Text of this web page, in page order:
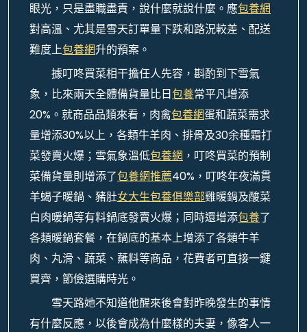
眼光，只是盡職盡責，說什麼就說什麼。應包養網
對高溫、尤其是雪天訂單量下跌和路況較差、配送
難度上包養網升的預案。
據叮咚買菜相干擔任人先容，斟酌到下雪氣
象，比來兩天全體備貨量比日包養常平凡增添
20%。就商品品類來看，肉禽包養網蛋和蔬菜需求
量增添30%以上，各類牛羊肉、排骨及30余種霜打
菜發賣火爆；雪氣象溫低包養網 ，叮咚買菜的預制
菜備貨量則增添了包養網推薦40%，叮咚年夜滿貫
羊蝎子暖鍋、豬肚女大生包養俱樂部雞暖鍋及酸菜
白肉暖鍋等有料鍋底發賣火爆；同時還增添包養了
各類暖鍋套餐，在鍋底的基本上增添了各類牛羊
肉、丸滑、蔬菜、蘸料等商品，花費者可直接一鍵
買齊，節儉選購時光。
雪天路她不知道他醒來後會對昨晚發生的事情
有什麼反應，以後會成為什麼樣的夫妻，像客人一